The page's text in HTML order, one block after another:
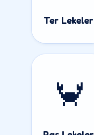
Ter Lekeler
🦀